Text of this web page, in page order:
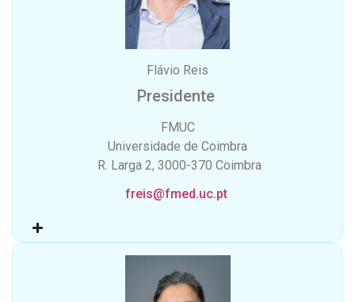
Flávio Reis
Presidente
FMUC
Universidade de Coimbra
R. Larga 2, 3000-370 Coimbra
freis@fmed.uc.pt